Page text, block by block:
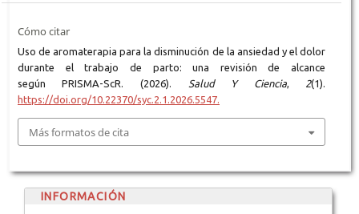
Cómo citar
Uso de aromaterapia para la disminución de la ansiedad y el dolor
durante el trabajo de parto: una revisión de alcance
según PRISMA-ScR. (2026).
Salud Y Ciencia, 2(1).
https://doi.org/10.22370/syc.2.1.2026.5547.
Más formatos de cita
INFORMACIÓN